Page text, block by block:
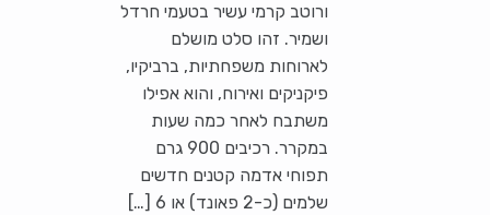
ורוטב קרמי עשיר בטעמי חרדל
ושמיר. זהו סלט מושלם
לארוחות משפחתיות, ברביקיו,
פיקניקים ואירוח, והוא אפילו
משתבח לאחר כמה שעות
במקרר. רכיבים 900 גרם
תפוחי אדמה קטנים חדשים
שלמים (כ-2 פאונד) או 6 […]